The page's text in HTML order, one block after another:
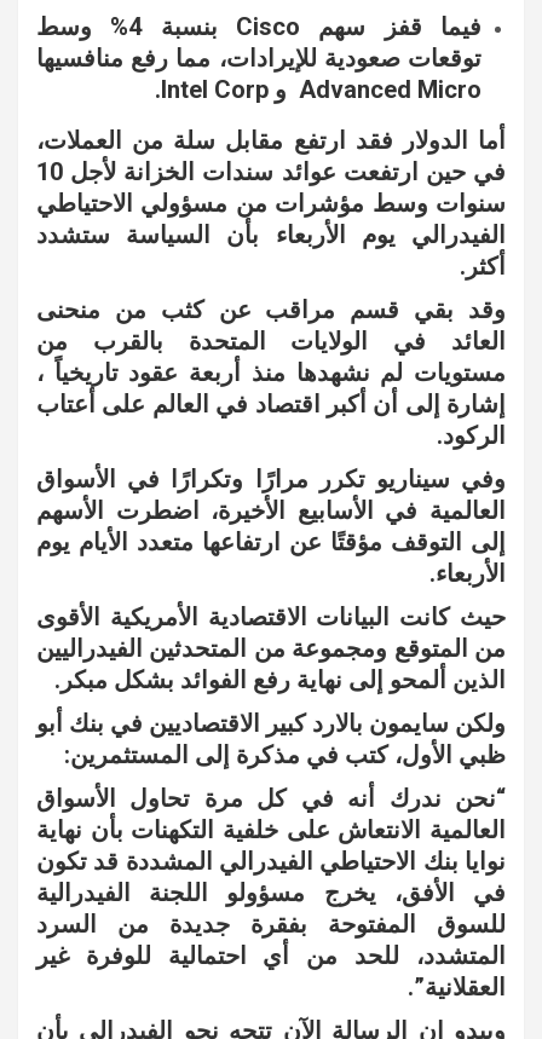
فيما قفز سهم Cisco بنسبة 4% وسط
توقعات صعودية للإيرادات، مما رفع منافسيها
Advanced Micro و Intel Corp.
أما الدولار فقد ارتفع مقابل سلة من العملات،
في حين ارتفعت عوائد سندات الخزانة لأجل 10
سنوات وسط مؤشرات من مسؤولي الاحتياطي
الفيدرالي يوم الأربعاء بأن السياسة ستشدد
أكثر.
وقد بقي قسم مراقب عن كثب من منحنى
العائد في الولايات المتحدة بالقرب من
مستويات لم نشهدها منذ أربعة عقود تاريخياً ،
إشارة إلى أن أكبر اقتصاد في العالم على أعتاب
الركود.
وفي سيناريو تكرر مرارًا وتكرارًا في الأسواق
العالمية في الأسابيع الأخيرة، اضطرت الأسهم
إلى التوقف مؤقتًا عن ارتفاعها متعدد الأيام يوم
الأربعاء.
حيث كانت البيانات الاقتصادية الأمريكية الأقوى
من المتوقع ومجموعة من المتحدثين الفيدراليين
الذين ألمحو إلى نهاية رفع الفوائد بشكل مبكر.
ولكن سايمون بالارد كبير الاقتصاديين في بنك أبو
ظبي الأول، كتب في مذكرة إلى المستثمرين:
“نحن ندرك أنه في كل مرة تحاول الأسواق
العالمية الانتعاش على خلفية التكهنات بأن نهاية
نوايا بنك الاحتياطي الفيدرالي المشددة قد تكون
في الأفق، يخرج مسؤولو اللجنة الفيدرالية
للسوق المفتوحة بفقرة جديدة من السرد
المتشدد، للحد من أي احتمالية للوفرة غير
العقلانية”.
ويبدو ان الرسالة الآن تتجه نحو الفيدرالي بأن